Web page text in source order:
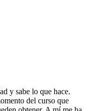
y sabe lo que hace.
del curso que